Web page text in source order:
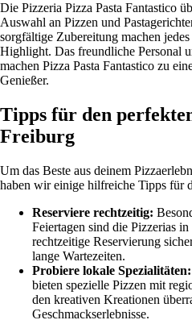
Die Pizzeria Pizza Pasta Fantastico
Auswahl an Pizzen und
sorgfältige Zubereitung machen
Highlight. Das freundliche Personal
machen Pizza Pasta Fantastico zu
Genießer.
Tipps für den
Freiburg
Um das Beste aus deinem
haben wir einige hilfreiche Tipps für
Reserviere rechtzeitig:
Feiertagen sind die Pizzerias
rechtzeitige Reservierung
lange Wartezeiten.
Probiere lokale Spezialitäten:
bieten spezielle Pizzen mit
den kreativen Kreationen
Geschmackserlebnisse.